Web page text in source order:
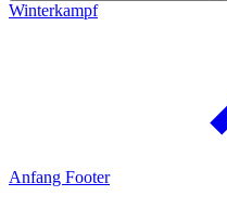
Winterkampf
Anfang Footer